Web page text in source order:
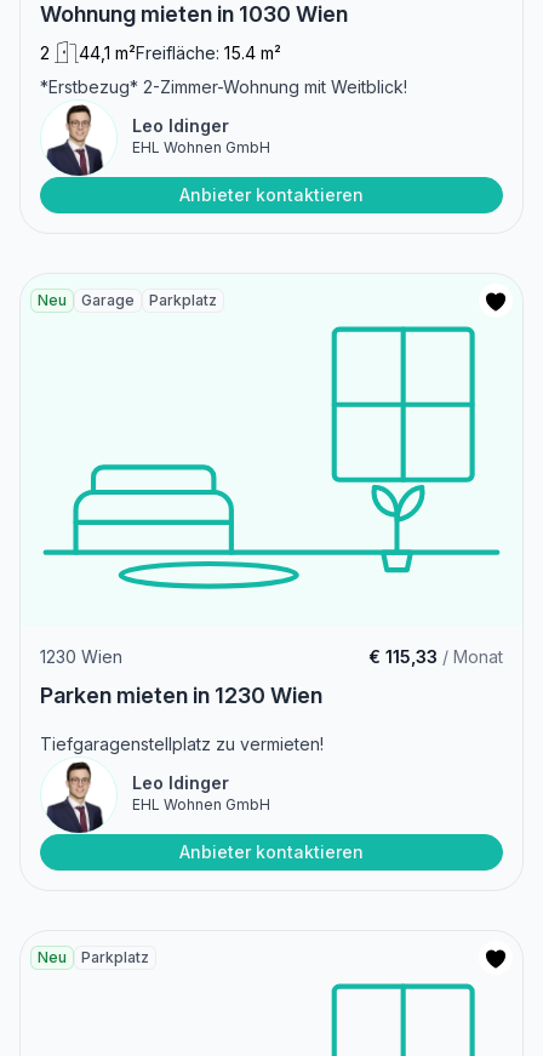
Wohnung mieten in 1030 Wien
2 44,1 m²Freifläche: 15.4 m²
*Erstbezug* 2-Zimmer-Wohnung mit Weitblick!
Leo Idinger
EHL Wohnen GmbH
Anbieter kontaktieren
Neu Garage Parkplatz
1230 Wien € 115,33 / Monat
Parken mieten in 1230 Wien
Tiefgaragenstellplatz zu vermieten!
Leo Idinger
EHL Wohnen GmbH
Anbieter kontaktieren
Neu Parkplatz